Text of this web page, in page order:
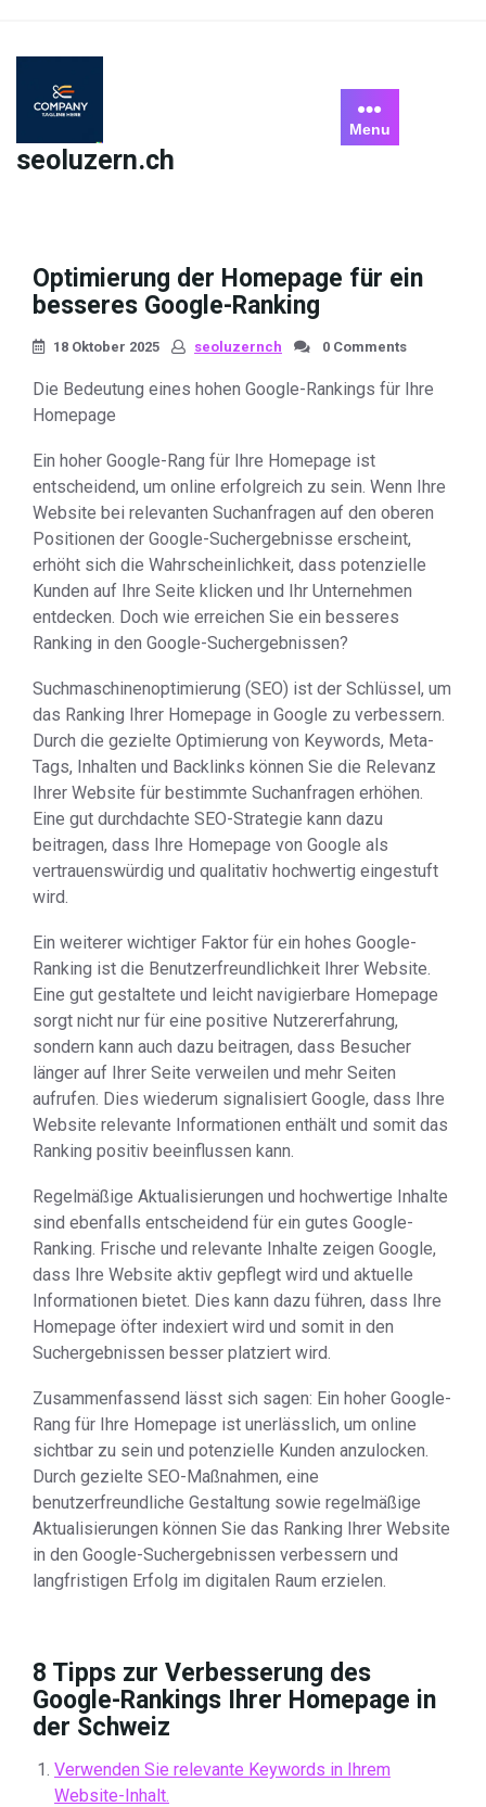
content
seoluzern.ch
Menu
Optimierung der Homepage für ein
besseres Google-Ranking
18 Oktober 2025 seoluzernch 0 Comments
Die Bedeutung eines hohen Google-Rankings für Ihre
Homepage
Ein hoher Google-Rang für Ihre Homepage ist
entscheidend, um online erfolgreich zu sein. Wenn Ihre
Website bei relevanten Suchanfragen auf den oberen
Positionen der Google-Suchergebnisse erscheint,
erhöht sich die Wahrscheinlichkeit, dass potenzielle
Kunden auf Ihre Seite klicken und Ihr Unternehmen
entdecken. Doch wie erreichen Sie ein besseres
Ranking in den Google-Suchergebnissen?
Suchmaschinenoptimierung (SEO) ist der Schlüssel, um
das Ranking Ihrer Homepage in Google zu verbessern.
Durch die gezielte Optimierung von Keywords, Meta-
Tags, Inhalten und Backlinks können Sie die Relevanz
Ihrer Website für bestimmte Suchanfragen erhöhen.
Eine gut durchdachte SEO-Strategie kann dazu
beitragen, dass Ihre Homepage von Google als
vertrauenswürdig und qualitativ hochwertig eingestuft
wird.
Ein weiterer wichtiger Faktor für ein hohes Google-
Ranking ist die Benutzerfreundlichkeit Ihrer Website.
Eine gut gestaltete und leicht navigierbare Homepage
sorgt nicht nur für eine positive Nutzererfahrung,
sondern kann auch dazu beitragen, dass Besucher
länger auf Ihrer Seite verweilen und mehr Seiten
aufrufen. Dies wiederum signalisiert Google, dass Ihre
Website relevante Informationen enthält und somit das
Ranking positiv beeinflussen kann.
Regelmäßige Aktualisierungen und hochwertige Inhalte
sind ebenfalls entscheidend für ein gutes Google-
Ranking. Frische und relevante Inhalte zeigen Google,
dass Ihre Website aktiv gepflegt wird und aktuelle
Informationen bietet. Dies kann dazu führen, dass Ihre
Homepage öfter indexiert wird und somit in den
Suchergebnissen besser platziert wird.
Zusammenfassend lässt sich sagen: Ein hoher Google-
Rang für Ihre Homepage ist unerlässlich, um online
sichtbar zu sein und potenzielle Kunden anzulocken.
Durch gezielte SEO-Maßnahmen, eine
benutzerfreundliche Gestaltung sowie regelmäßige
Aktualisierungen können Sie das Ranking Ihrer Website
in den Google-Suchergebnissen verbessern und
langfristigen Erfolg im digitalen Raum erzielen.
8 Tipps zur Verbesserung des
Google-Rankings Ihrer Homepage in
der Schweiz
Verwenden Sie relevante Keywords in Ihrem
Website-Inhalt.